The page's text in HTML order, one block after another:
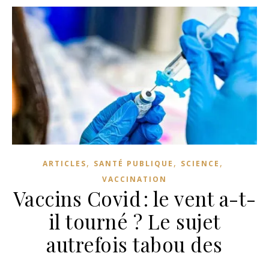
ARTICLES, SANTÉ PUBLIQUE , SCIENCE ,
VACCINATION
Vaccins Covid : le vent a-t-
il tourné ? Le sujet
autrefois tabou des